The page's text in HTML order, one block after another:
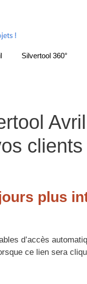
Silvertool 360°
plus
d’accès
ce lien sera